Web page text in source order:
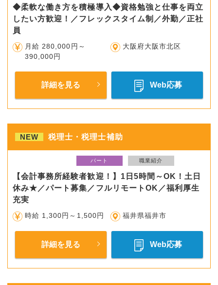
◆柔軟な働き方を積極導入◆資格勉強と仕事を両立
したい方歓迎！／フレックスタイム制／外勤／正社
員
月給 280,000円～
390,000円
大阪府大阪市北区
詳細を見る Web応募
NEW 税理士・税理士補助
パート 職業紹介
【会計事務所経験者歓迎！】1日5時間～OK！土日
休み★／パート募集／フルリモートOK／福利厚生
充実
時給 1,300円～1,500円 福井県福井市
詳細を見る Web応募